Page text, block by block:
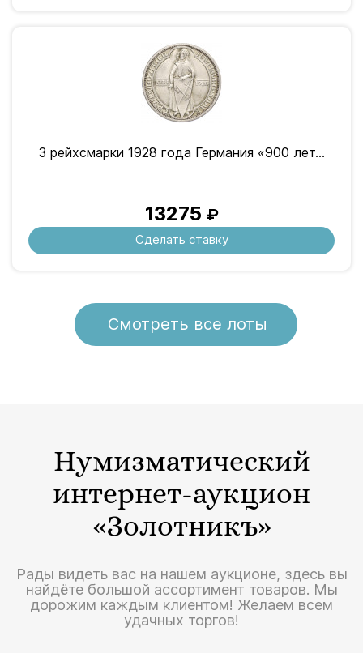
3 рейхсмарки 1928 года Германия «900 лет...
13275 ₽
Сделать ставку
Смотреть все лоты
Нумизматический
интернет-аукцион
«Золотникъ»
Рады видеть вас на нашем аукционе, здесь вы
найдёте большой ассортимент товаров. Мы
дорожим каждым клиентом! Желаем всем
удачных торгов!